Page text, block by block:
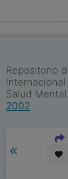
Repositorio
Salud
2002